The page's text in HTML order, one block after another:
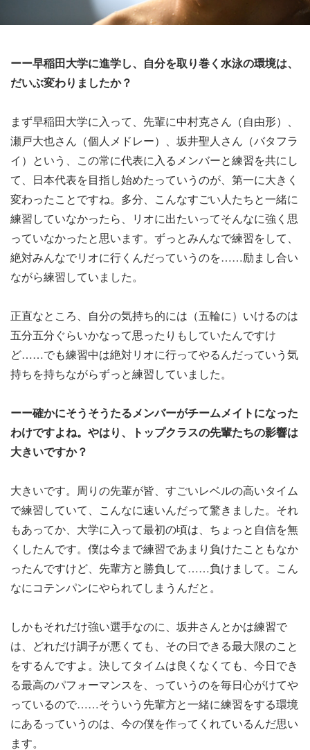
ーー早稲田大学に進学し、自分を取り巻く水泳の環境は、
だいぶ変わりましたか？
まず早稲田大学に入って、先輩に中村克さん（自由形）、
瀬戸大也さん（個人メドレー）、坂井聖人さん（バタフラ
イ）という、この常に代表に入るメンバーと練習を共にし
て、日本代表を目指し始めたっていうのが、第一に大きく
変わったことですね。多分、こんなすごい人たちと一緒に
練習していなかったら、リオに出たいってそんなに強く思
っていなかったと思います。ずっとみんなで練習をして、
絶対みんなでリオに行くんだっていうのを……励まし合い
ながら練習していました。
正直なところ、自分の気持ち的には（五輪に）いけるのは
五分五分ぐらいかなって思ったりもしていたんですけ
ど……でも練習中は絶対リオに行ってやるんだっていう気
持ちを持ちながらずっと練習していました。
ーー確かにそうそうたるメンバーがチームメイトになった
わけですよね。やはり、トップクラスの先輩たちの影響は
大きいですか？
大きいです。周りの先輩が皆、すごいレベルの高いタイム
で練習していて、こんなに速いんだって驚きました。それ
もあってか、大学に入って最初の頃は、ちょっと自信を無
くしたんです。僕は今まで練習であまり負けたこともなか
ったんですけど、先輩方と勝負して……負けまして。こん
なにコテンパンにやられてしまうんだと。
しかもそれだけ強い選手なのに、坂井さんとかは練習で
は、どれだけ調子が悪くても、その日できる最大限のこと
をするんですよ。決してタイムは良くなくても、今日でき
る最高のパフォーマンスを、っていうのを毎日心がけてや
っているので……そういう先輩方と一緒に練習をする環境
にあるっていうのは、今の僕を作ってくれているんだ思い
ます。